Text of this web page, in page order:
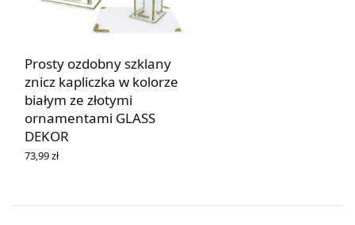
Prosty ozdobny szklany
znicz kapliczka w kolorze
białym ze złotymi
ornamentami GLASS
DEKOR
73,99zł